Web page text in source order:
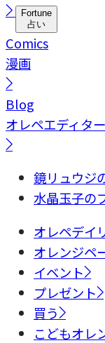
Fortune
占い
Comics
漫画
Blog
オレペエディター
鏡リュウジ
水晶玉子の
オレペデイ
オレンジペ
イベント
プレゼント
買う
こどもオレ